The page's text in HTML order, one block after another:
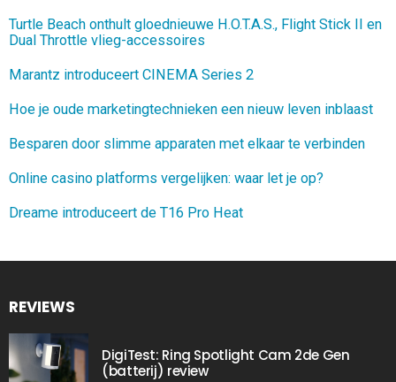
Turtle Beach onthult gloednieuwe H.O.T.A.S., Flight Stick II en
Dual Throttle vlieg-accessoires
Marantz introduceert CINEMA Series 2
Hoe je oude marketingtechnieken een nieuw leven inblaast
Besparen door slimme apparaten met elkaar te verbinden
Online casino platforms vergelijken: waar let je op?
Dreame introduceert de T16 Pro Heat
REVIEWS
DigiTest: Ring Spotlight Cam 2de Gen
(batterij) review